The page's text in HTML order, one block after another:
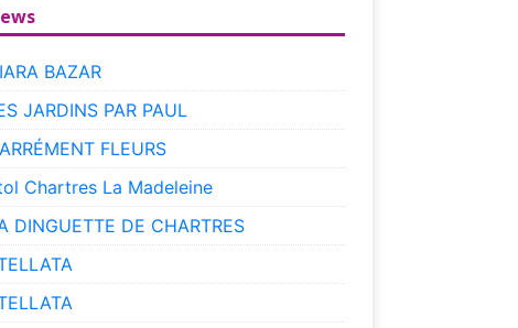
BAZAR
JARDINS PAR PAUL
FLEURS
Chartres La Madeleine
DINGUETTE DE CHARTRES